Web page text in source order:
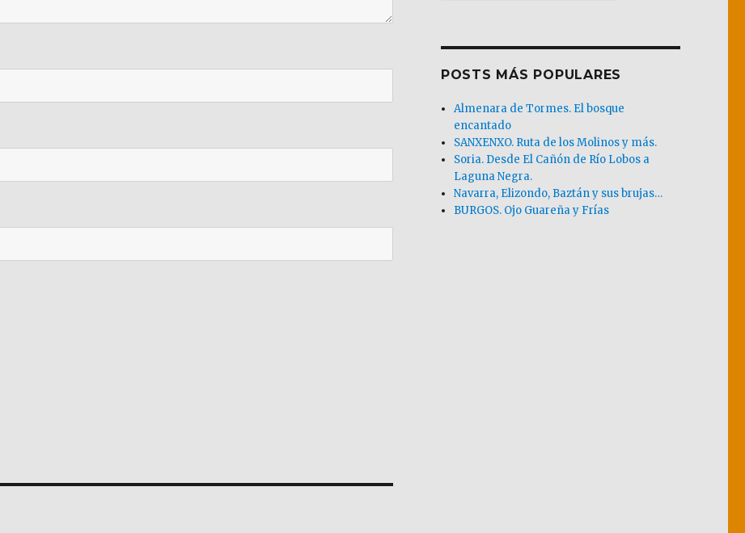
POSTS MÁS POPULARES
Almenara de Tormes. El bosque
encantado
SANXENXO. Ruta de los Molinos y más.
Soria. Desde El Cañón de Río Lobos a
Laguna Negra.
Navarra, Elizondo, Baztán y sus brujas…
BURGOS. Ojo Guareña y Frías